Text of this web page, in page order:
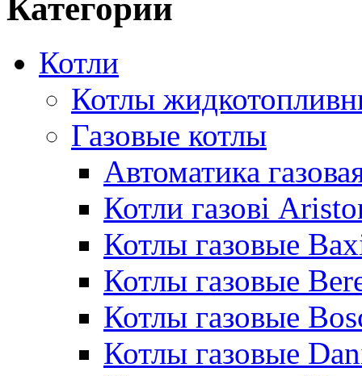
Категории
Котли
Котлы
Газовые котлы
Автоматика
Котли газові
Котлы газовые
Котлы газовые
Котлы газовые
Котлы газовые